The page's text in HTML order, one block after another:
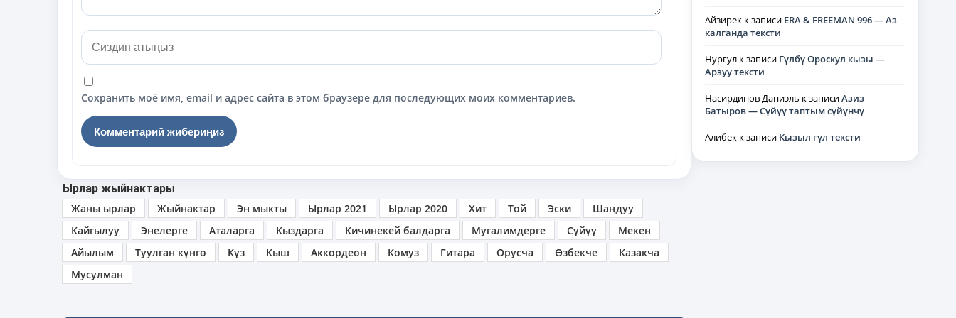
Айзирек к записи ERA & FREEMAN 996 — Аз
калганда тексти
Нургул к записи Гүлбү Ороскул кызы —
Арзуу тексти
Насирдинов Даниэль к записиАзиз
Батыров — Сүйүү таптым сүйүнчү
Алибек к записи Кызыл гүл тексти
Сохранить моё имя, email и адрес сайта в этом браузере для последующих моих комментариев.
Ырлар жыйнактары
Жаны ырлар
Жыйнактар Эн мыкты Ырлар 2021 Ырлар 2020 Хит Той Эски
Шаңдуу
Кайгылуу
Энелерге Аталарга Кыздарга Кичинекей балдарга Мугалимдерге Сүйүү
Мекен
Айылым
Туулган күнгө Күз Кыш Аккордеон Комуз Гитара Орусча Өзбекче
Казакча
Мусулман